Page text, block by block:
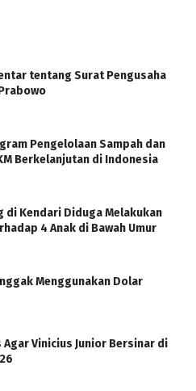
tentang Surat Pengusaha
Pengelolaan Sampah dan
Berkelanjutan di Indonesia
di Kendari Diduga Melakukan
4 Anak di Bawah Umur
Menggunakan Dolar
Agar Vinicius Junior Bersinar di